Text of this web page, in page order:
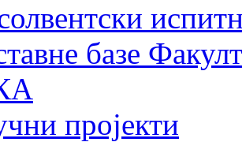
базе
пројекти